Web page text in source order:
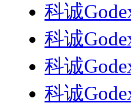
科诚
科诚
科诚
科诚